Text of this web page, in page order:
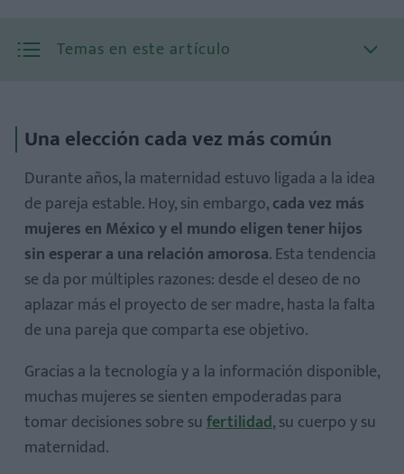
Temas en este artículo
El papel de la independencia y la información
Avances médicos que hacen posible la decisión
Apoyos emocionales y sociales
Costos económicos
Una elección cada vez más común
Durante años, la maternidad estuvo ligada a la idea
de pareja estable. Hoy, sin embargo,cada vez más
mujeres en México y el mundo eligen tener hijos
sin esperar a una relación amorosa. Esta tendencia
se da por múltiples razones: desde el deseo de no
aplazar más el proyecto de ser madre, hasta la falta
de una pareja que comparta ese objetivo.
Gracias a la tecnología y a la información disponible,
muchas mujeres se sienten empoderadas para
tomar decisiones sobre sufertilidad, su cuerpo y su
maternidad.